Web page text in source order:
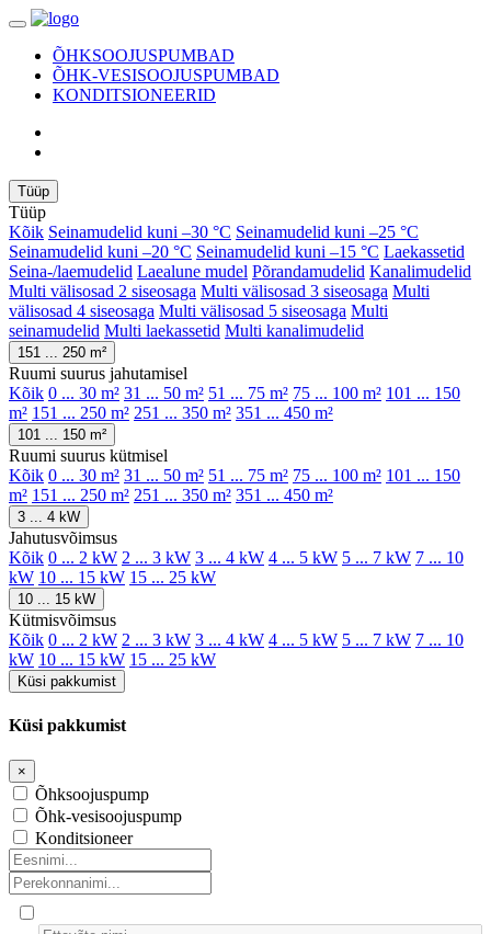
ÕHKSOOJUSPUMBAD
ÕHK-VESISOOJUSPUMBAD
KONDITSIONEERID
Tüüp
Tüüp
Kõik Seinamudelid kuni –30 °C Seinamudelid kuni –25 °C
Seinamudelid kuni –20 °C Seinamudelid kuni –15 °C Laekassetid
Seina-/laemudelid Laealune mudel Põrandamudelid Kanalimudelid
Multi välisosad 2 siseosaga Multi välisosad 3 siseosaga Multi
välisosad 4 siseosaga Multi välisosad 5 siseosaga Multi
seinamudelid Multi laekassetid Multi kanalimudelid
151 ... 250 m²
Ruumi suurus jahutamisel
Kõik 0 ... 30 m² 31 ... 50 m² 51 ... 75 m² 75 ... 100 m² 101 ... 150
m² 151 ... 250 m² 251 ... 350 m² 351 ... 450 m²
101 ... 150 m²
Ruumi suurus kütmisel
Kõik 0 ... 30 m² 31 ... 50 m² 51 ... 75 m² 75 ... 100 m² 101 ... 150
m² 151 ... 250 m² 251 ... 350 m² 351 ... 450 m²
3 ... 4 kW
Jahutusvõimsus
Kõik 0 ... 2 kW 2 ... 3 kW 3 ... 4 kW 4 ... 5 kW 5 ... 7 kW 7 ... 10
kW 10 ... 15 kW 15 ... 25 kW
10 ... 15 kW
Kütmisvõimsus
Kõik 0 ... 2 kW 2 ... 3 kW 3 ... 4 kW 4 ... 5 kW 5 ... 7 kW 7 ... 10
kW 10 ... 15 kW 15 ... 25 kW
Küsi pakkumist
Küsi pakkumist
×
Õhksoojuspump
Õhk-vesisoojuspump
Konditsioneer